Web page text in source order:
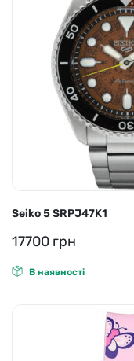
Seiko 5 SRPJ47K1
17700 грн
В наявності